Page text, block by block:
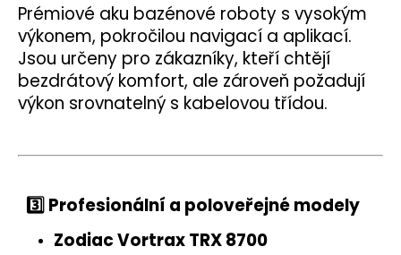
Prémiové aku bazénové roboty s vysokým
výkonem, pokročilou navigací a aplikací.
Jsou určeny pro zákazníky, kteří chtějí
bezdrátový komfort, ale zároveň požadují
výkon srovnatelný s kabelovou třídou.
3️⃣ Profesionální a poloveřejné modely
Zodiac Vortrax TRX 8700